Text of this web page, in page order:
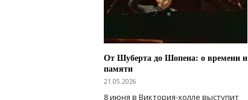
От Шуберта до Шопена: о времени и
памяти
21.05.2026
8 июня в Виктория-холле выступит